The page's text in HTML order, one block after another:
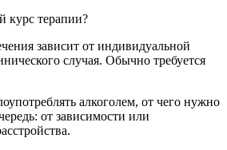
курс терапии?
зависит от индивидуальной
случая. Обычно требуется
алкоголем, от чего нужно
от зависимости или